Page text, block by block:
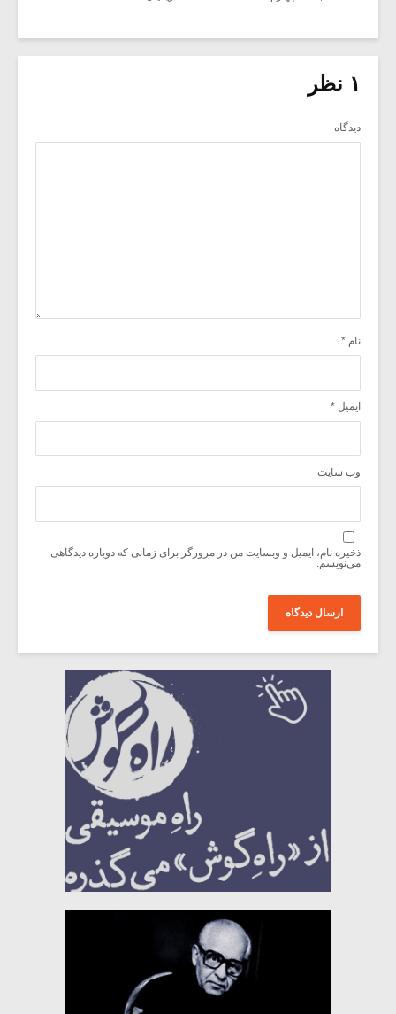
۱ نظر
دیدگاه
نام *
ایمیل *
وب‌ سایت
ذخیره نام، ایمیل و وبسایت من در مرورگر برای زمانی که دوباره دیدگاهی
می‌نویسم.